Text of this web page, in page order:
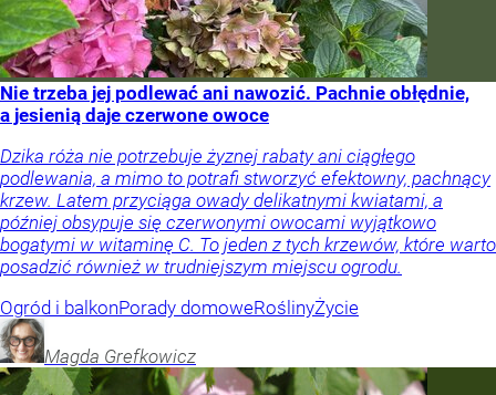
Nie trzeba jej podlewać ani nawozić. Pachnie obłędnie,
a jesienią daje czerwone owoce
Dzika róża nie potrzebuje żyznej rabaty ani ciągłego
podlewania, a mimo to potrafi stworzyć efektowny, pachnący
krzew. Latem przyciąga owady delikatnymi kwiatami, a
później obsypuje się czerwonymi owocami wyjątkowo
bogatymi w witaminę C. To jeden z tych krzewów, które warto
posadzić również w trudniejszym miejscu ogrodu.
Ogród i balkonPorady domoweRoślinyŻycie
Magda Grefkowicz